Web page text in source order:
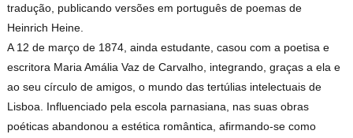
tradução, publicando versões em português de poemas de
Heinrich Heine.
A 12 de março de 1874, ainda estudante, casou com a poetisa e
escritora Maria Amália Vaz de Carvalho, integrando, graças a ela e
ao seu círculo de amigos, o mundo das tertúlias intelectuais de
Lisboa. Influenciado pela escola parnasiana, nas suas obras
poéticas abandonou a estética romântica, afirmando-se como